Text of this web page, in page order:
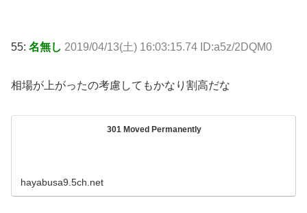
55: 名無し 2019/04/13(土) 16:03:15.74 ID:a5z/2DQM0
相場が上がったの考慮してもかなり割高だな
301 Moved Permanently
hayabusa9.5ch.net